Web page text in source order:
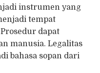
instrumen yang
tempat
dapat
manusia. Legalitas
bahasa sopan dari